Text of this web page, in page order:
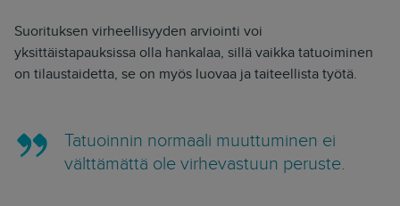
Suorituksen virheellisyyden arviointi voi
yksittäistapauksissa olla hankalaa, sillä vaikka tatuoiminen
on tilaustaidetta, se on myös luovaa ja taiteellista työtä.
Tatuoinnin normaali muuttuminen ei
välttämättä ole virhevastuun peruste.